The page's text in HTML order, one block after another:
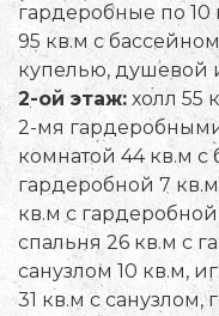
гардеробные по 10
95 кв.м с
купелью, душевой
2-ой этаж: холл 55
2-мя
комнатой 44 кв.м с
гардеробной 7
кв.м с
спальня 26 кв.м с
санузлом 10 кв.м,
31 кв.м с санузлом,